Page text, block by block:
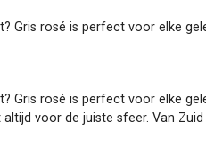
Gris rosé is perfect voor elke
Gris rosé is perfect voor elke
voor de juiste sfeer. Van Zuid